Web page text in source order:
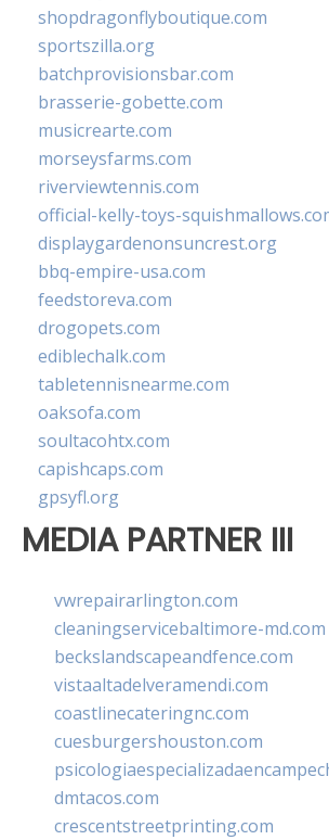
shopdragonflyboutique.com
sportszilla.org
batchprovisionsbar.com
brasserie-gobette.com
musicrearte.com
morseysfarms.com
riverviewtennis.com
official-kelly-toys-
displaygardenonsuncrest.org
bbq-empire-usa.com
feedstoreva.com
drogopets.com
ediblechalk.com
tabletennisnearme.com
oaksofa.com
soultacohtx.com
capishcaps.com
gpsyfl.org
MEDIA PARTNER III
vwrepairarlington.com
cleaningservicebaltimore-md.com
beckslandscapeandfence.com
vistaaltadelveramendi.com
coastlinecateringnc.com
cuesburgershouston.com
dmtacos.com
crescentstreetprinting.com